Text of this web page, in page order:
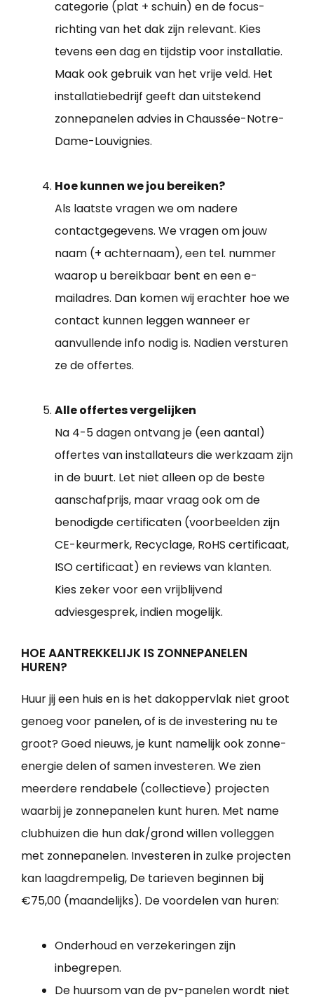
categorie (plat + schuin) en de focus-
richting van het dak zijn relevant. Kies
tevens een dag en tijdstip voor installatie.
Maak ook gebruik van het vrije veld. Het
installatiebedrijf geeft dan uitstekend
zonnepanelen advies in Chaussée-Notre-
Dame-Louvignies.
Hoe kunnen we jou bereiken?
Als laatste vragen we om nadere
contactgegevens. We vragen om jouw
naam (+ achternaam), een tel. nummer
waarop u bereikbaar bent en een e-
mailadres. Dan komen wij erachter hoe we
contact kunnen leggen wanneer er
aanvullende info nodig is. Nadien versturen
ze de offertes.
Alle offertes vergelijken
Na 4-5 dagen ontvang je (een aantal)
offertes van installateurs die werkzaam zijn
in de buurt. Let niet alleen op de beste
aanschafprijs, maar vraag ook om de
benodigde certificaten (voorbeelden zijn
CE-keurmerk, Recyclage, RoHS certificaat,
ISO certificaat) en reviews van klanten.
Kies zeker voor een vrijblijvend
adviesgesprek, indien mogelijk.
HOE AANTREKKELIJK IS ZONNEPANELEN
HUREN?
Huur jij een huis en is het dakoppervlak niet groot
genoeg voor panelen, of is de investering nu te
groot? Goed nieuws, je kunt namelijk ook zonne-
energie delen of samen investeren. We zien
meerdere rendabele (collectieve) projecten
waarbij je zonnepanelen kunt huren. Met name
clubhuizen die hun dak/grond willen volleggen
met zonnepanelen. Investeren in zulke projecten
kan laagdrempelig, De tarieven beginnen bij
€75,00 (maandelijks). De voordelen van huren:
Onderhoud en verzekeringen zijn
inbegrepen.
De huursom van de pv-panelen wordt niet